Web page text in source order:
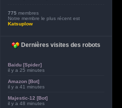
775 membres
Notre membre le plus récent est
Katsuplow
Dernières visites des robots
Baidu [Spider]
il y a 25 minutes
Amazon [Bot]
il y a 41 minutes
Majestic-12 [Bot]
il y a 48 minutes